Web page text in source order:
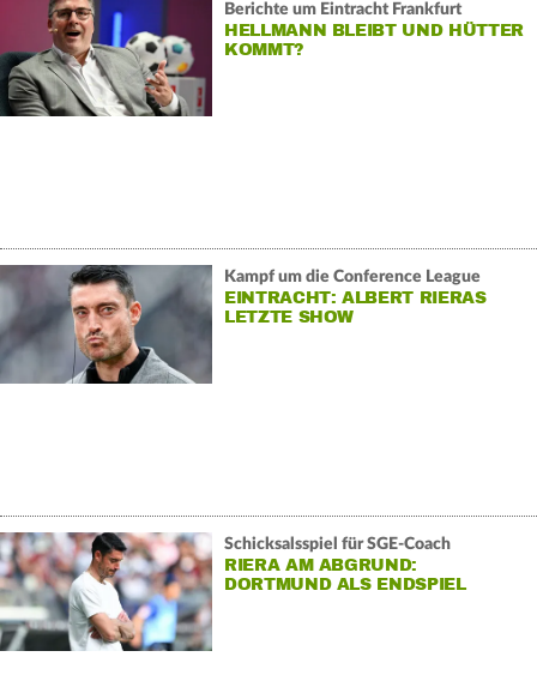
Berichte um Eintracht Frankfurt
HELLMANN BLEIBT UND HÜTTER
KOMMT?
Kampf um die Conference League
EINTRACHT: ALBERT RIERAS
LETZTE SHOW
Schicksalsspiel für SGE-Coach
RIERA AM ABGRUND:
DORTMUND ALS ENDSPIEL